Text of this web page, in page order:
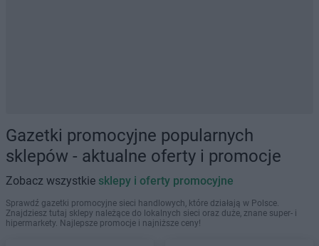
Gazetki promocyjne popularnych
sklepów - aktualne oferty i promocje
Zobacz wszystkie sklepy i oferty promocyjne
Sprawdź gazetki promocyjne sieci handlowych, które działają w Polsce.
Znajdziesz tutaj sklepy należące do lokalnych sieci oraz duże, znane super- i
hipermarkety. Najlepsze promocje i najniższe ceny!